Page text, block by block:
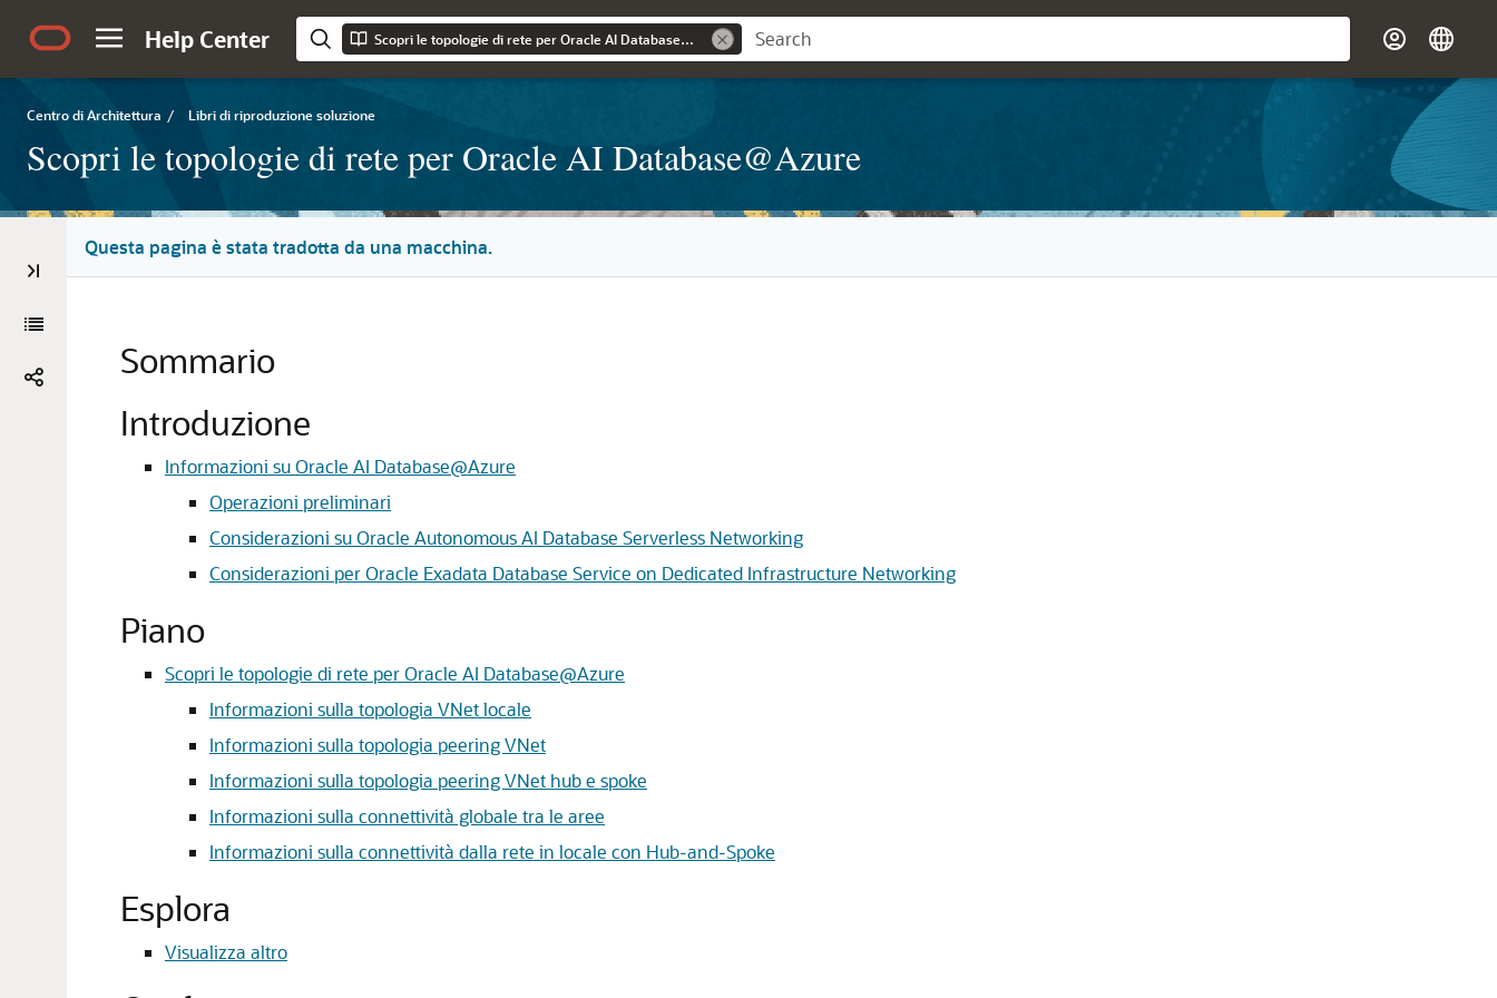
Help Center Scopri le topologie di rete per Oracle AI Database@Azure
Centro di Architettura / Libri di riproduzione soluzione
Scopri le topologie di rete per Oracle AI Database@Azure
Questa pagina è stata tradotta da una macchina.
Sommario
Introduzione
Informazioni su Oracle AI Database@Azure
Operazioni preliminari
Considerazioni su Oracle Autonomous AI Database Serverless Networking
Considerazioni per Oracle Exadata Database Service on Dedicated Infrastructure Networking
Piano
Scopri le topologie di rete per Oracle AI Database@Azure
Informazioni sulla topologia VNet locale
Informazioni sulla topologia peering VNet
Informazioni sulla topologia peering VNet hub e spoke
Informazioni sulla connettività globale tra le aree
Informazioni sulla connettività dalla rete in locale con Hub-and-Spoke
Esplora
Visualizza altro